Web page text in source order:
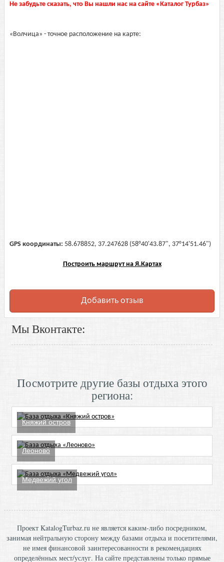
Не забудьте сказать, что Вы нашли нас на сайте «Каталог Турбаз»
«Волчица» - точное расположение на карте:
GPS координаты: 58.678852, 37.247628 (58°40'43.87", 37°14'51.46")
Построить маршрут на Я.Картах
Добавить отзыв
Мы Вконтакте:
Посмотрите другие базы отдыха этого
региона:
Княжий остров
Леоново
Медвежий угол
Проект KatalogTurbaz.ru не является каким-либо посредником,
занимая нейтральную сторону между базами отдыха и посетителями,
не имея финансовой заинтересованности в рекомендациях
определённых мест/услуг. На сайте представлены только прямые